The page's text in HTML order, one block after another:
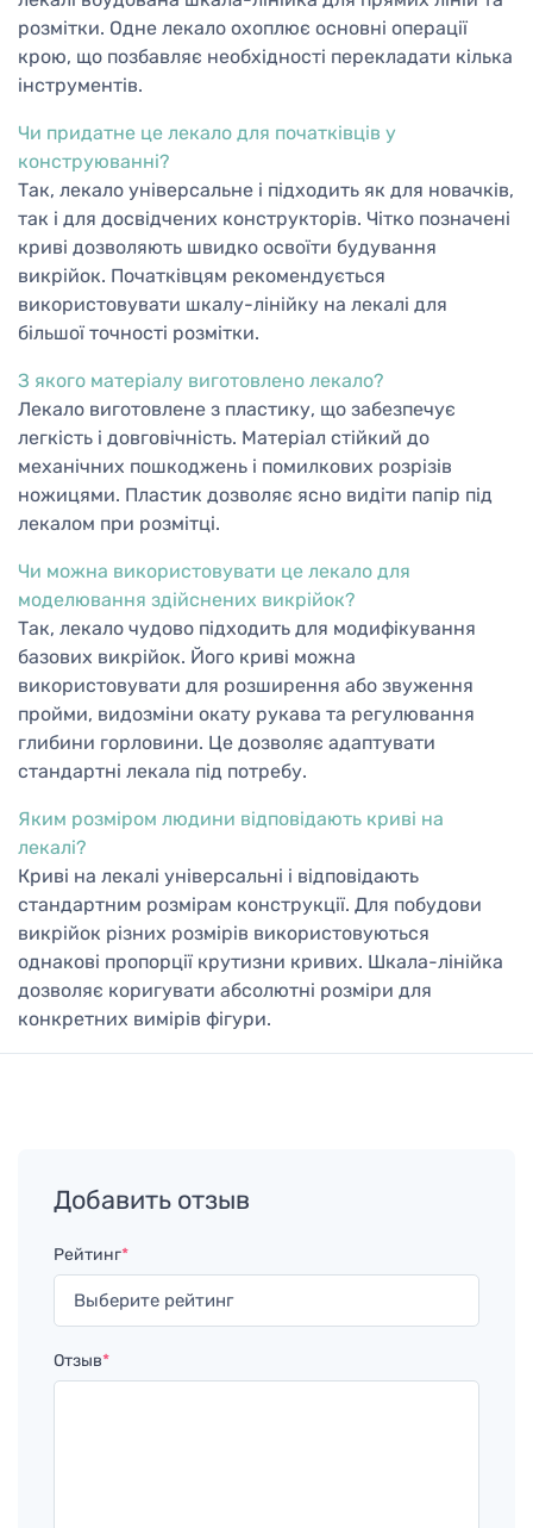
розмітки. Одне лекало охоплює основні операції
крою, що позбавляє необхідності перекладати кілька
інструментів.
Чи придатне це лекало для початківців у
конструюванні?
Так, лекало універсальне і підходить як для новачків,
так і для досвідчених конструкторів. Чітко позначені
криві дозволяють швидко освоїти будування
викрійок. Початківцям рекомендується
використовувати шкалу-лінійку на лекалі для
більшої точності розмітки.
З якого матеріалу виготовлено лекало?
Лекало виготовлене з пластику, що забезпечує
легкість і довговічність. Матеріал стійкий до
механічних пошкоджень і помилкових розрізів
ножицями. Пластик дозволяє ясно видіти папір під
лекалом при розмітці.
Чи можна використовувати це лекало для
моделювання здійснених викрійок?
Так, лекало чудово підходить для модифікування
базових викрійок. Його криві можна
використовувати для розширення або звуження
пройми, видозміни окату рукава та регулювання
глибини горловини. Це дозволяє адаптувати
стандартні лекала під потребу.
Яким розміром людини відповідають криві на
лекалі?
Криві на лекалі універсальні і відповідають
стандартним розмірам конструкції. Для побудови
викрійок різних розмірів використовуються
однакові пропорції крутизни кривих. Шкала-лінійка
дозволяє коригувати абсолютні розміри для
конкретних вимірів фігури.
Добавить отзыв
Рейтинг*
Отзыв*